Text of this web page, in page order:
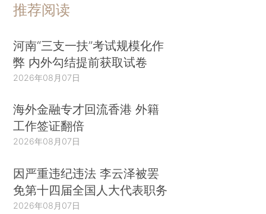
推荐阅读
河南“三支一扶”考试规模化作
弊 内外勾结提前获取试卷
2026年08月07日
海外金融专才回流香港 外籍
工作签证翻倍
2026年08月07日
因严重违纪违法 李云泽被罢
免第十四届全国人大代表职务
2026年08月07日